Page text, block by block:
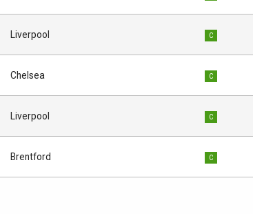
Liverpool C
Chelsea C
Liverpool C
Brentford C